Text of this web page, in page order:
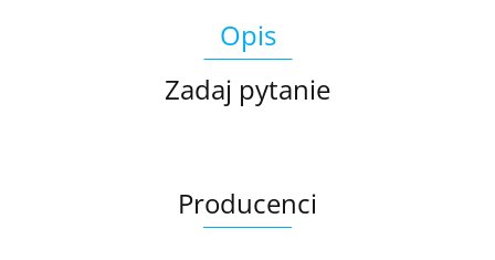
Opis
Zadaj pytanie
Producenci